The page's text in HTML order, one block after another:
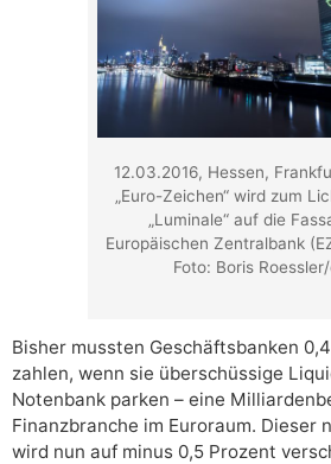
12.03.2016, Hessen,
„Euro-Zeichen“ wird zum
„Luminale“ auf die
Europäischen Zentralbank
Foto: Boris
Bisher mussten Geschäftsbanken
zahlen, wenn sie überschüssige
Notenbank parken – eine
Finanzbranche im Euroraum. Dieser
wird nun auf minus 0,5 Prozent